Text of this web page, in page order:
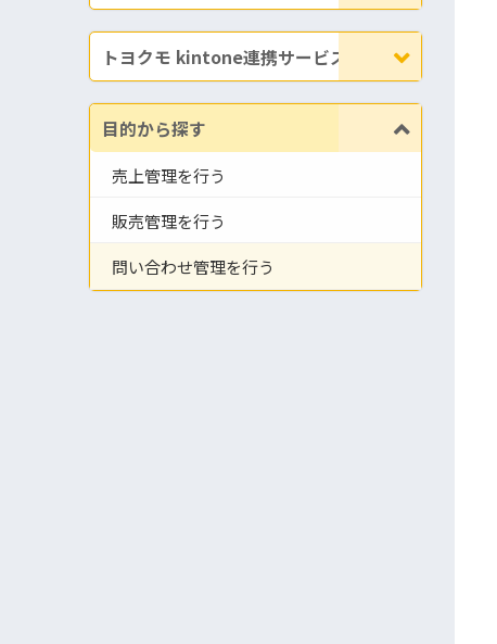
トヨクモ kintone連携サービス
目的から探す
売上管理を行う
販売管理を行う
問い合わせ管理を行う